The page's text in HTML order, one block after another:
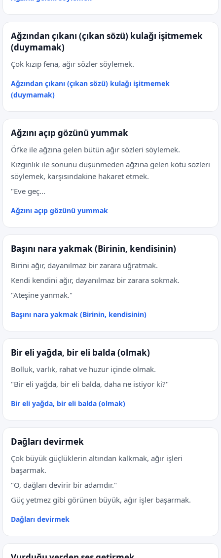
Ağzından çıkanı (çıkan sözü) kulağı işitmemek
(duymamak)
Çok kızıp fena, ağır sözler söylemek.
Ağzından çıkanı (çıkan sözü) kulağı işitmemek
(duymamak)
Ağzını açıp gözünü yummak
Öfke ile ağzına gelen bütün ağır sözleri söylemek.
Kızgınlık ile sonunu düşünmeden ağzına gelen kötü sözleri
söylemek, karşısındakine hakaret etmek.
"Eve geç...
Ağzını açıp gözünü yummak
Başını nara yakmak (Birinin, kendisinin)
Birini ağır, dayanılmaz bir zarara uğratmak.
Kendi kendini ağır, dayanılmaz bir zarara sokmak.
"Ateşine yanmak."
Başını nara yakmak (Birinin, kendisinin)
Bir eli yağda, bir eli balda (olmak)
Bolluk, varlık, rahat ve huzur içinde olmak.
"Bir eli yağda, bir eli balda, daha ne istiyor ki?"
Bir eli yağda, bir eli balda (olmak)
Dağları devirmek
Çok büyük güçlüklerin altından kalkmak, ağır işleri
başarmak.
"O, dağları devirir bir adamdır."
Güç yetmez gibi görünen büyük, ağır işler başarmak.
Dağları devirmek